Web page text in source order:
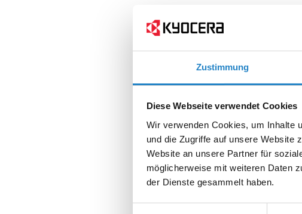
Zustimmung
Diese Webseite verwendet Cookies
Wir verwenden Cookies, um Inhalte
und die Zugriffe auf unsere Website
Website an unsere Partner für
möglicherweise mit weiteren Daten
der Dienste gesammelt haben.